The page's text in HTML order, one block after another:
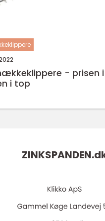
- prisen
i top
ZINKSPANDEN.